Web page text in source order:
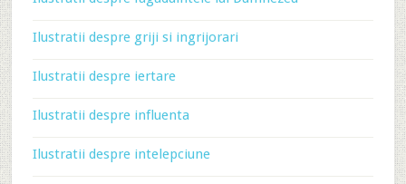
Ilustratii despre griji si ingrijorari
Ilustratii despre iertare
Ilustratii despre influenta
Ilustratii despre intelepciune